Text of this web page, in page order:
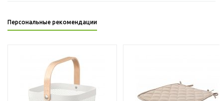
Персональные рекомендации